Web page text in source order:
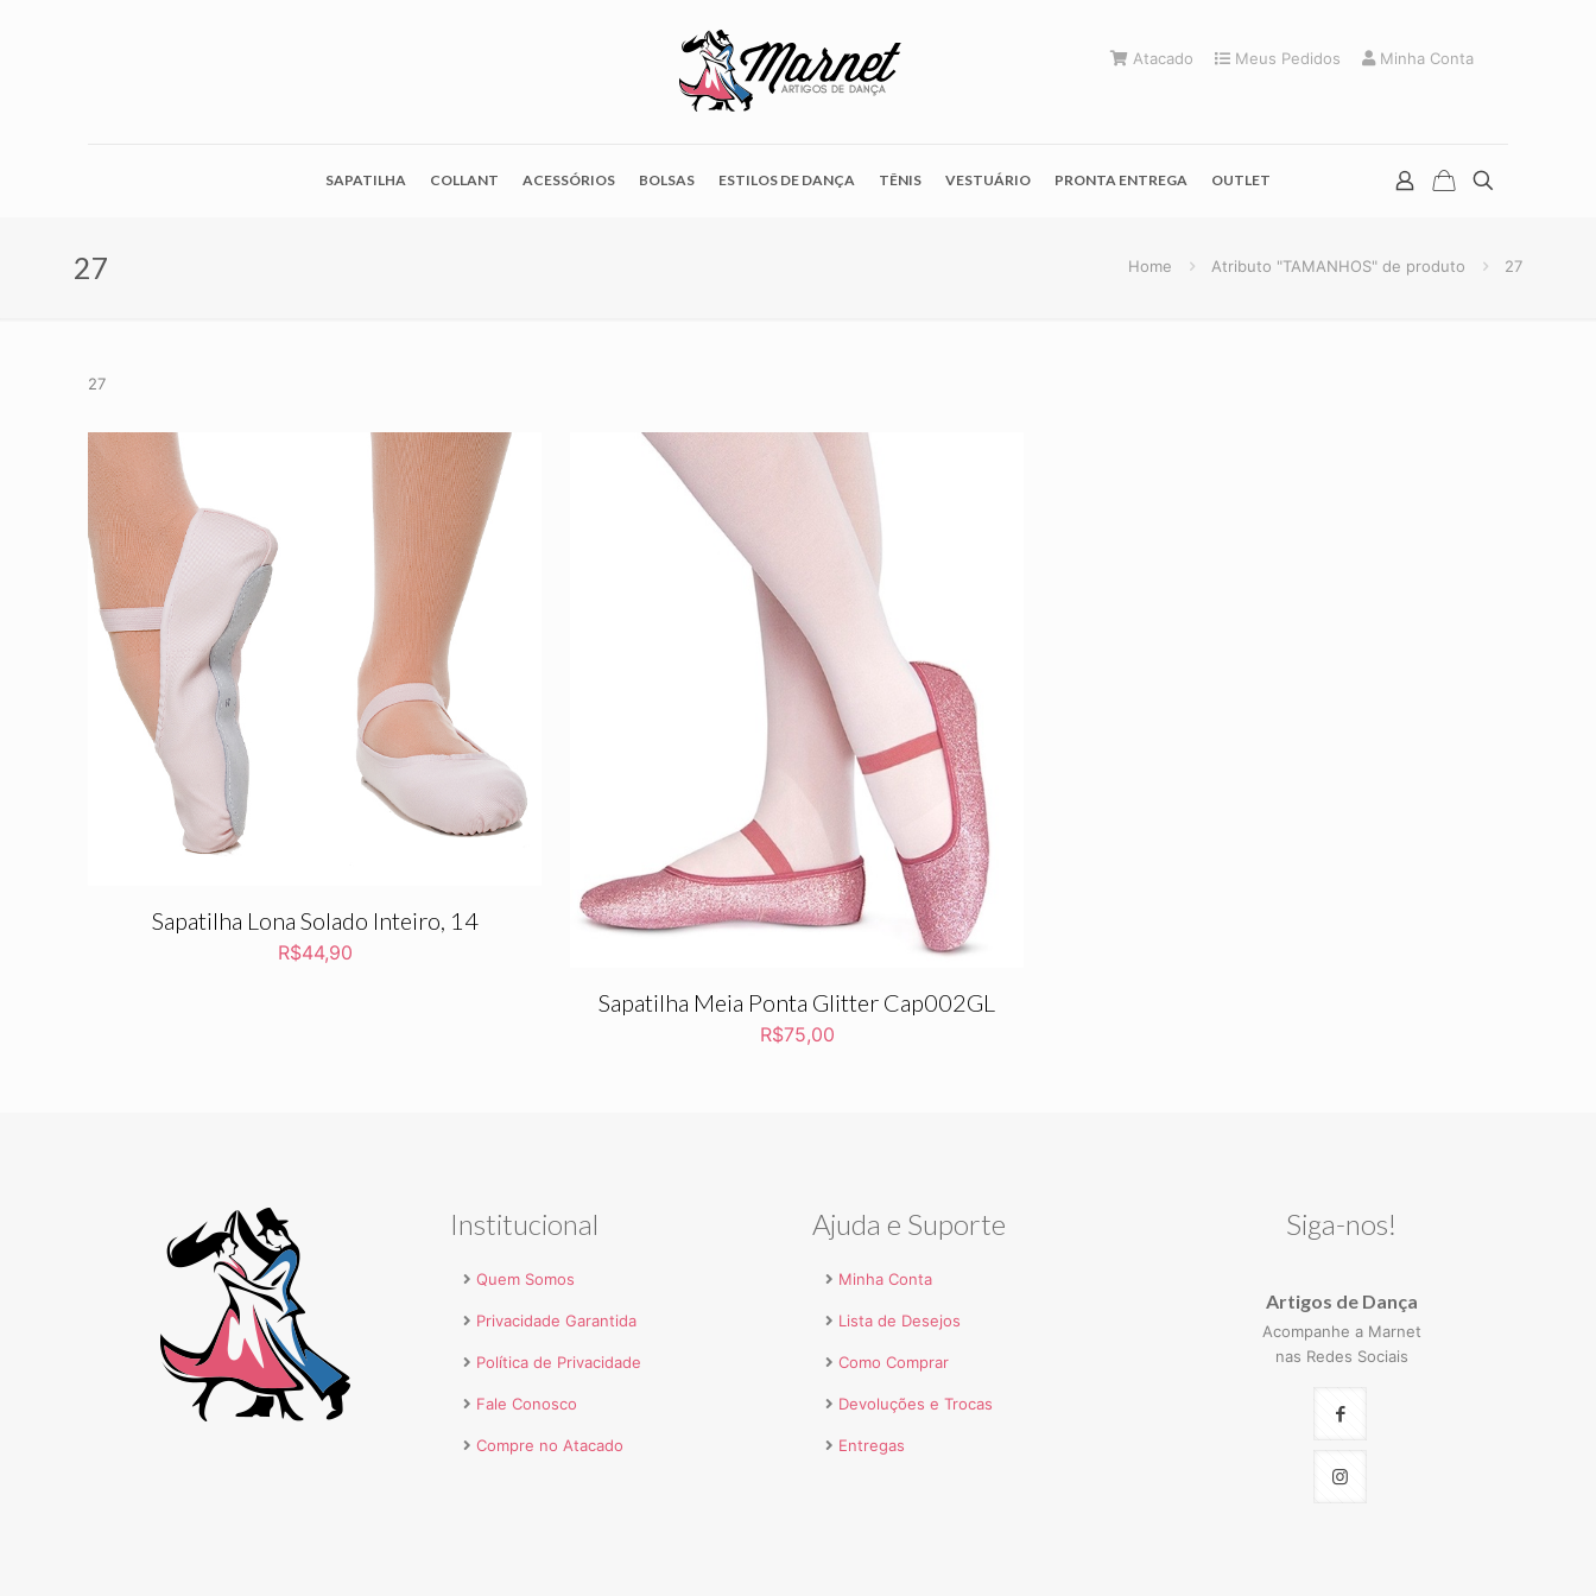
SAPATILHA COLLANT ACESSÓRIOS BOLSAS ESTILOS DE DANÇA TÊNIS VESTUÁRIO PRONTA ENTREGA OUTLET
Atacado Meus Pedidos Minha Conta
27 Home Atributo "TAMANHOS" de produto 27
27
Sapatilha Lona Solado Inteiro, 14
R$44,90
Sapatilha Meia Ponta Glitter Cap002GL
R$75,00
Institucional
Quem Somos
Privacidade Garantida
Política de Privacidade
Fale Conosco
Compre no Atacado
Ajuda e Suporte
Minha Conta
Lista de Desejos
Como Comprar
Devoluções e Trocas
Entregas
Siga-nos!
Artigos de Dança
Acompanhe a Marnet
nas Redes Sociais